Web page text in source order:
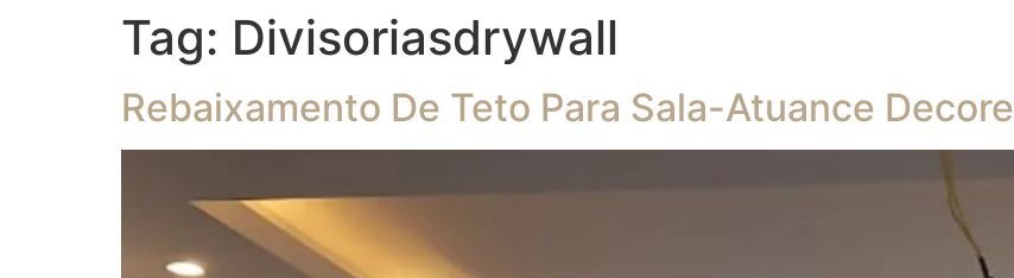
Tag: Divisoriasdrywall
Rebaixamento De Teto Para Sala-Atuance Decore